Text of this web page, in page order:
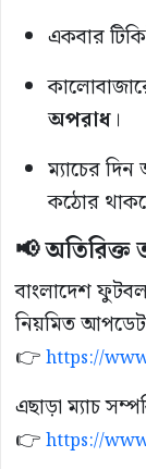
একবার
অপরাধ।
ম্যাচের
কঠোর
📢 অতিরিক্ত
বাংলাদেশ
নিয়মিত
👉 https://
এছাড়া ম্যাচ
👉 https://